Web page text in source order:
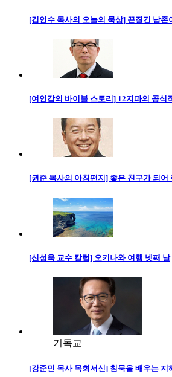
[김인수 목사의 오늘의 묵상] 끈질긴 남존
[여인갑의 바이블 스토리] 12지파의 공식
[권준 목사의 아침편지] 좋은 친구가 되어
[신성욱 교수 칼럼] 오키나와 여행 넷째 날
기독교
[강준민 목사 목회서신] 침묵을 배우는 지